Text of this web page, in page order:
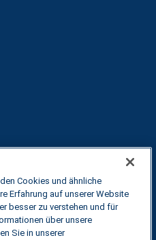
Cookies und ähnliche
Erfahrung auf unserer Website
besser zu verstehen und für
über unsere
Sie in unserer